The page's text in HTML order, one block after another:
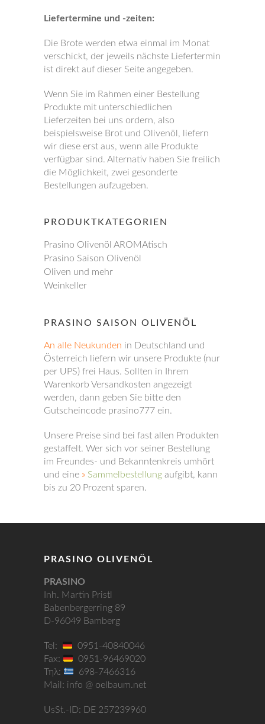
Liefertermine und -zeiten:
Die Brote werden etwa einmal im Monat
verschickt, der jeweils nächste Liefertermin
ist direkt auf dieser Seite angegeben.
Wenn Sie im Rahmen einer Bestellung
Produkte mit unterschiedlichen
Lieferzeiten bei uns ordern, also
beispielsweise Brot und Olivenöl, liefern
wir diese erst aus, wenn alle Produkte
verfügbar sind. Alternativ haben Sie freilich
die Möglichkeit, zwei gesonderte
Bestellungen aufzugeben.
PRODUKTKATEGORIEN
Prasino Olivenöl AROMAtisch
Prasino Saison Olivenöl
Oliven und mehr
Weinkeller
PRASINO SAISON OLIVENÖL
An alle Neukunden in Deutschland und
Österreich liefern wir unsere Produkte (nur
per UPS) frei Haus. Sollten in Ihrem
Warenkorb Versandkosten angezeigt
werden, dann geben Sie bitte den
Gutscheincode prasino777 ein.
Unsere Preise sind bei fast allen Produkten
gestaffelt. Wer sich vor seiner Bestellung
im Freundes- und Bekanntenkreis umhört
und eine » Sammelbestellung aufgibt, kann
bis zu 20 Prozent sparen.
PRASINO OLIVENÖL
PRASINO
Inh. Martin Pristl
Babenbergerring 89
D-96049 Bamberg
Tel:
0951-40840046
Fax:
0951-96469020
Τηλ:
698-7466316
Mail: info @ oelbaum.net
UsSt.-ID: DE 257239960